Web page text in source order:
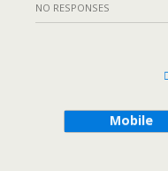
NO RESPONSES
Mobile